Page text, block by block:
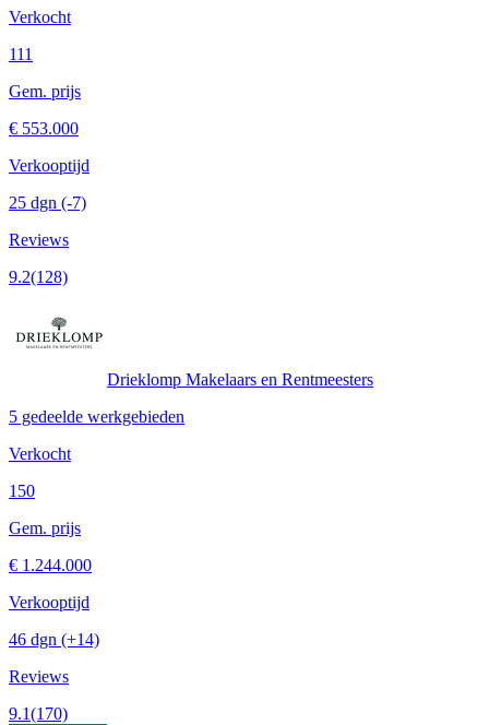
Verkocht
111
Gem. prijs
€ 553.000
Verkooptijd
25 dgn (-7)
Reviews
9.2(128)
Drieklomp Makelaars en Rentmeesters
5 gedeelde werkgebieden
Verkocht
150
Gem. prijs
€ 1.244.000
Verkooptijd
46 dgn (+14)
Reviews
9.1(170)